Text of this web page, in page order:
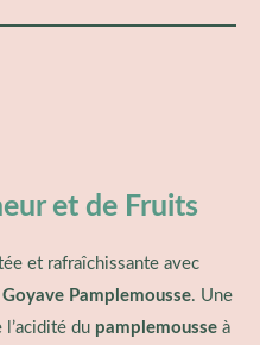
et de Fruits
et rafraîchissante avec
Pamplemousse. Une
du pamplemousse à